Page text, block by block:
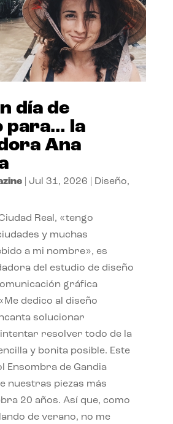
día de
para… la
Ana
| Jul 31, 2026 Diseño,
Real, «tengo
y muchas
a mi nombre», es
del estudio de diseño
gráfica
dedico al diseño
solucionar
resolver todo de la
y bonita posible. Este
Ensombra de Gandia
nuestras piezas más
20 años. Así que, como
de verano, no me